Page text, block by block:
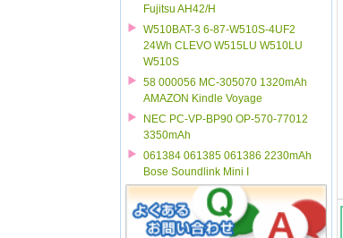
Fujitsu AH42/H
W510BAT-3 6-87-W510S-4UF2
24Wh CLEVO W515LU W510LU
W510S
58 000056 MC-305070 1320mAh
AMAZON Kindle Voyage
NEC PC-VP-BP90 OP-570-77012
3350mAh
061384 061385 061386 2230mAh
Bose Soundlink Mini I